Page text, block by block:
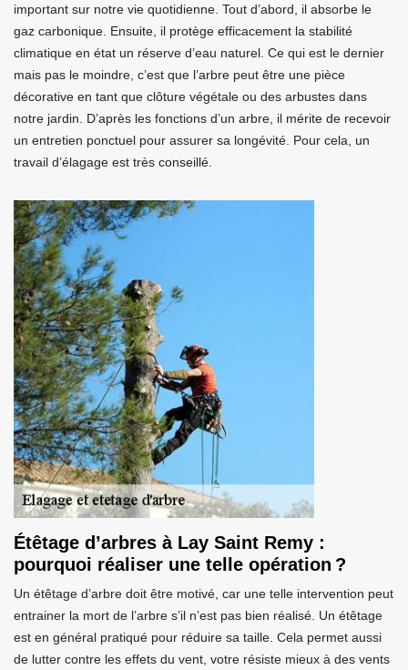
important sur notre vie quotidienne. Tout d’abord, il absorbe le
gaz carbonique. Ensuite, il protège efficacement la stabilité
climatique en état un réserve d’eau naturel. Ce qui est le dernier
mais pas le moindre, c’est que l’arbre peut être une pièce
décorative en tant que clôture végétale ou des arbustes dans
notre jardin. D’après les fonctions d’un arbre, il mérite de recevoir
un entretien ponctuel pour assurer sa longévité. Pour cela, un
travail d’élagage est très conseillé.
Étêtage d’arbres à Lay Saint Remy :
pourquoi réaliser une telle opération ?
Un étêtage d’arbre doit être motivé, car une telle intervention peut
entrainer la mort de l’arbre s’il n’est pas bien réalisé. Un étêtage
est en général pratiqué pour réduire sa taille. Cela permet aussi
de lutter contre les effets du vent, votre résiste mieux à des vents